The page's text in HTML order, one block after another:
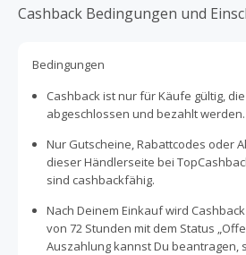
Cashback Bedingungen und
Bedingungen
Cashback ist nur für Käufe gültig,
abgeschlossen und bezahlt werden.
Nur Gutscheine, Rabattcodes oder
dieser Händlerseite bei
sind cashbackfähig.
Nach Deinem Einkauf wird
von 72 Stunden mit dem Status
Auszahlung kannst Du beantragen,